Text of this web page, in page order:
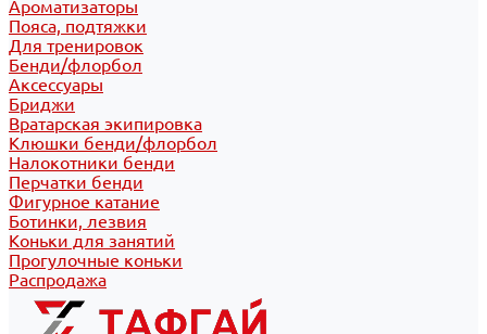
Ароматизаторы
Пояса, подтяжки
Для тренировок
Бенди/флорбол
Аксессуары
Бриджи
Вратарская экипировка
Клюшки бенди/флорбол
Налокотники бенди
Перчатки бенди
Фигурное катание
Ботинки, лезвия
Коньки для занятий
Прогулочные коньки
Распродажа